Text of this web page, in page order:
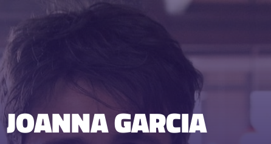
JOANNA GARCIA